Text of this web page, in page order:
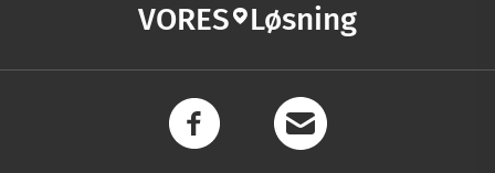
VORES Løsning